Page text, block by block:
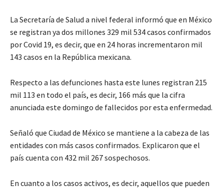
La Secretaría de Salud a nivel federal informó que en México
se registran ya dos millones 329 mil 534 casos confirmados
por Covid 19, es decir, que en 24 horas incrementaron mil
143 casos en la República mexicana.
Respecto a las defunciones hasta este lunes registran 215
mil 113 en todo el país, es decir, 166 más que la cifra
anunciada este domingo de fallecidos por esta enfermedad.
Señaló que Ciudad de México se mantiene a la cabeza de las
entidades con más casos confirmados. Explicaron que el
país cuenta con 432 mil 267 sospechosos.
En cuanto a los casos activos, es decir, aquellos que pueden